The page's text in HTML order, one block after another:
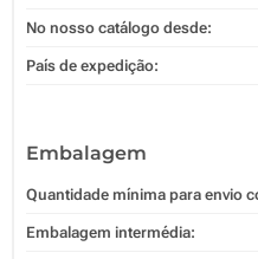
No nosso catálogo desde:
País de expedição:
Embalagem
Quantidade mínima para envio
Embalagem intermédia: